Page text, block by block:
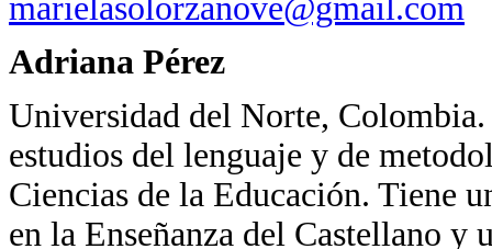
marielasolorzanove@gmail.com
Adriana Pérez
Universidad del Norte, Colombia.
estudios del lenguaje y de
Ciencias de la Educación. Tiene
en la Enseñanza del Castellano